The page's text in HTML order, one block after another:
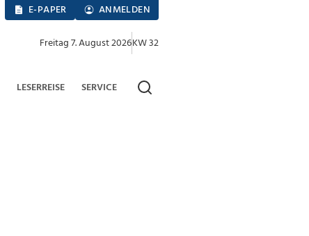
E-PAPER ANMELDEN
Freitag 7. August 2026KW 32
LESERREISE SERVICE